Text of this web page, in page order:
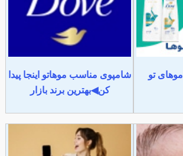
تو
شامپوی مناسب موهاتو اینجا پیدا
کن◀بهترین برند بازار